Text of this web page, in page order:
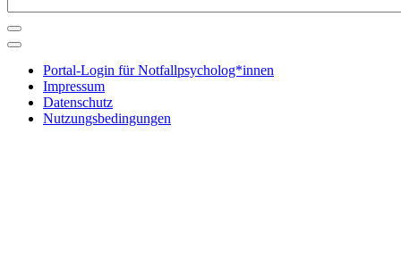
Portal-Login für Notfallpsycholog*innen
Impressum
Datenschutz
Nutzungsbedingungen